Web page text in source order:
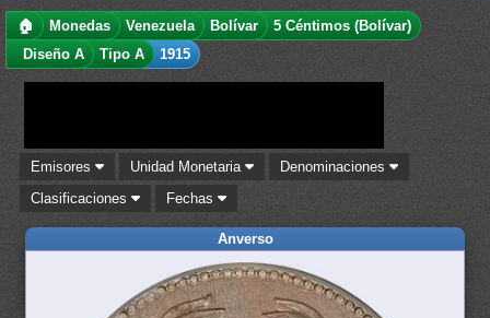
🏠 Monedas Venezuela Bolívar
5 Céntimos (Bolívar)
Diseño A
Tipo A 1915
Emisores Unidad Monetaria
Denominaciones
Clasificaciones
Fechas
Anverso